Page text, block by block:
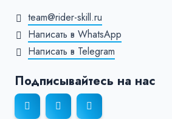
team@rider-skill.ru
Написать в WhatsApp
Написать в Telegram
Подписывайтесь на нас